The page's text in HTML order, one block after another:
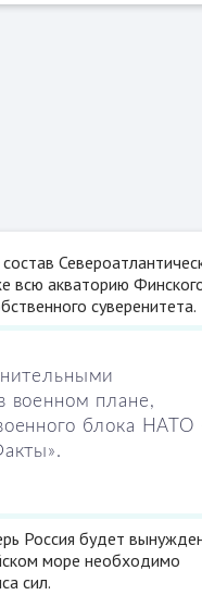
всю акваторию
суверенитета.
военном плане,
блока НАТО
Россия будет
море необходимо
сил.